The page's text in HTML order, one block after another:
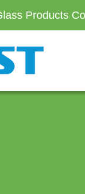
Products